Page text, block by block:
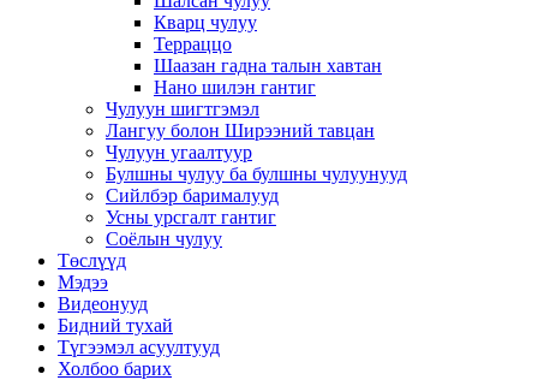
Кварц чулуу
Терраццо
Шаазан гадна талын хавтан
Нано шилэн гантиг
Чулуун шигтгэмэл
Лангуу болон Ширээний тавцан
Чулуун угаалтуур
Булшны чулуу ба булшны чулуунууд
Сийлбэр барималууд
Усны урсгалт гантиг
Соёлын чулуу
Төслүүд
Мэдээ
Видеонууд
Бидний тухай
Түгээмэл асуултууд
Холбоо барих